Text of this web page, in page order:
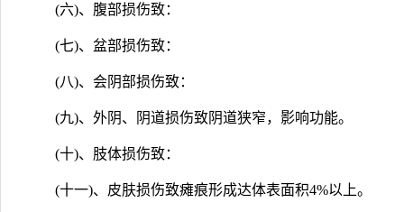
(六)、腹部损伤致：
(七)、盆部损伤致：
(八)、会阴部损伤致：
(九)、外阴、阴道损伤致阴道狭窄，影响功能。
(十)、肢体损伤致：
(十一)、皮肤损伤致瘫痕形成达体表面积4%以上。